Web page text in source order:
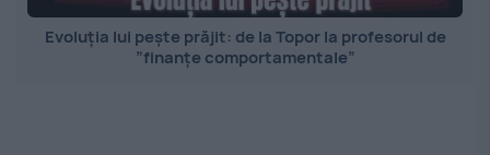
Evoluția lui pește prăjit: de la Topor la profesorul de
”finanțe comportamentale”